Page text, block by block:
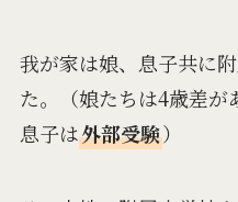
我が家は娘、息子共に
た。（娘たちは4歳差が
息子は外部受験）